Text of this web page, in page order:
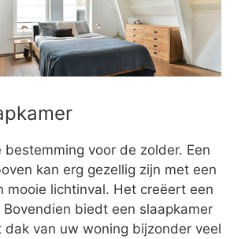
bestemming voor de zolder. Een
kan erg gezellig zijn met een
mooie lichtinval. Het creëert een
Bovendien biedt een slaapkamer
dak van uw woning bijzonder veel